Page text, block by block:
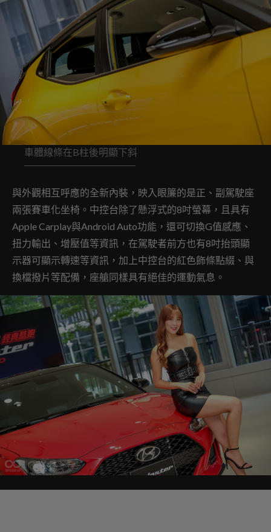
車體線條在B柱後明顯下斜
與外觀相互呼應的全新內裝，映入眼簾的是正、副駕駛座
兩張賽車化坐椅。中控台除了懸浮式的8吋螢幕，且具有
Apple Carplay與Android Auto功能，還可切換G值感應、
扭力輸出、增壓值等資訊，在駕駛者前方也有8吋抬頭顯
示器可顯示轉速等資訊，加上中控台的紅色飾條點綴、與
換檔撥片等配備，座艙同樣具有絕佳的運動氣息。